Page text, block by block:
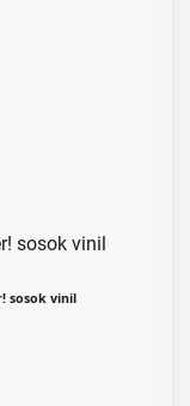
sosok vinil